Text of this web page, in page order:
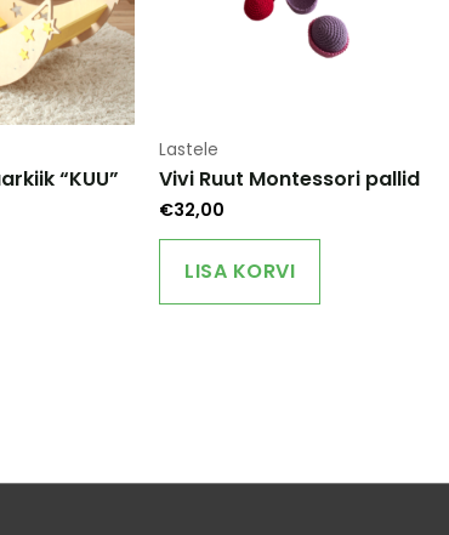
“KUU”
Lastele
Vivi Ruut Montessori pallid
€32,00
LISA KORVI